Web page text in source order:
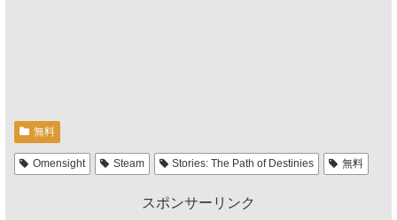
無料
Omensight Steam Stories: The Path of Destinies 無料
スポンサーリンク